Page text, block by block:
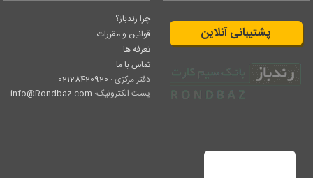
پشتیبانی آنلاین
چرا رندباز؟
قوانین و مقررات
تعرفه ها
تماس با ما
دفتر مرکزی : 02128420920
پست الکترونیک: info@Rondbaz.com